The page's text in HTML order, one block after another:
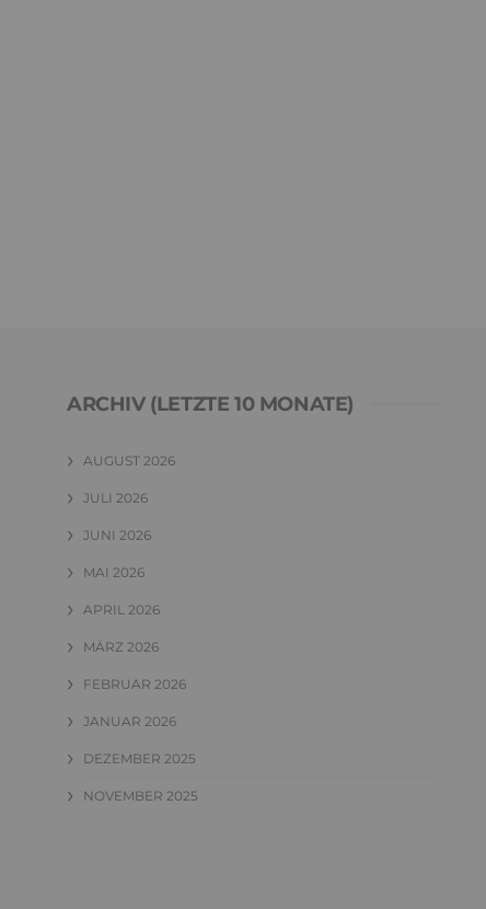
ARCHIV (LETZTE 10 MONATE)
AUGUST 2026
JULI 2026
JUNI 2026
MAI 2026
APRIL 2026
MÄRZ 2026
FEBRUAR 2026
JANUAR 2026
DEZEMBER 2025
NOVEMBER 2025